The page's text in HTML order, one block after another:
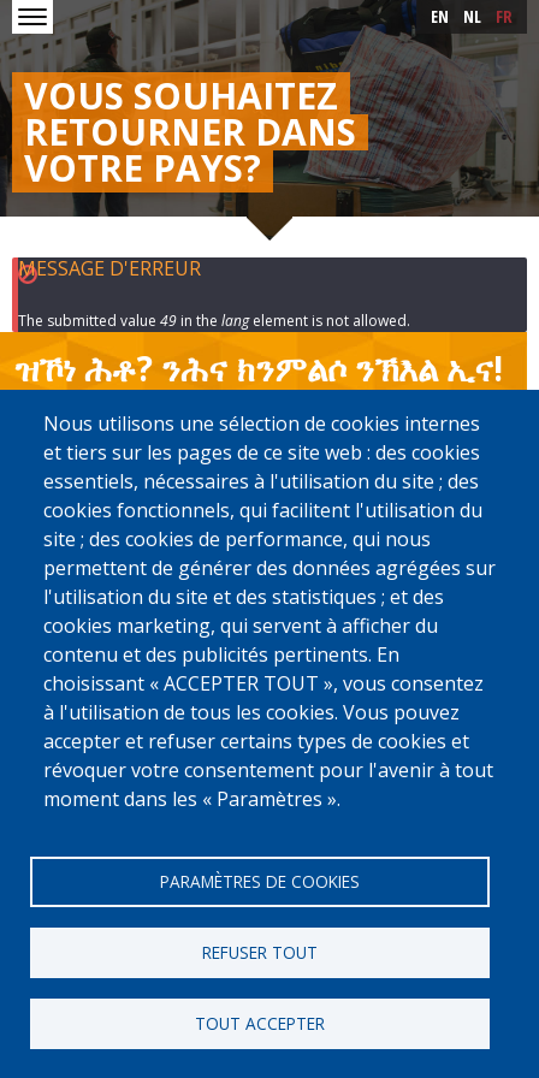
Skip
to
main
content
Skip to main content
VOUS SOUHAITEZ
RETOURNER DANS
VOTRE PAYS?
EN NL FR
MESSAGE D'ERREUR
The submitted value 49 in the langelement is not allowed.
ዝኾነ ሕቶ? ንሕና ክንምልሶ ንኽእል ኢና!
ቋንቋኹም ምረፁ
English
Français
Nederlands
Armenian
Georgian - ქართული
Dari
Albanian - Shqip
Arabic - العربية
Pashto - پښتو
Mongolian - Монгол
Portuguese – Português
Serbian - Srpski
Spanish - Español
Russian - Русский
Turkish
0800 327 45
Déclaration relative aux cookies
Vie privée, copyright et disclaimer
Nous utilisons une sélection de cookies internes
et tiers sur les pages de ce site web : des cookies
essentiels, nécessaires à l'utilisation du site ; des
cookies fonctionnels, qui facilitent l'utilisation du
site ; des cookies de performance, qui nous
permettent de générer des données agrégées sur
l'utilisation du site et des statistiques ; et des
cookies marketing, qui servent à afficher du
contenu et des publicités pertinents. En
choisissant « ACCEPTER TOUT », vous consentez
à l'utilisation de tous les cookies. Vous pouvez
accepter et refuser certains types de cookies et
révoquer votre consentement pour l'avenir à tout
moment dans les « Paramètres ».
PARAMÈTRES DE COOKIES
REFUSER TOUT
TOUT ACCEPTER